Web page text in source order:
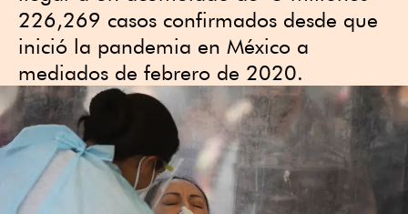
226,269 casos confirmados desde que
inició la pandemia en México a
mediados de febrero de 2020.